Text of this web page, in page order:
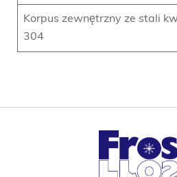
Korpus zewnętrzny ze stali
304